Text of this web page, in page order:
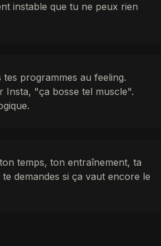
instable que tu ne peux rien
tes programmes au feeling.
Insta, "ça bosse tel muscle".
temps, ton entraînement, ta
demandes si ça vaut encore le